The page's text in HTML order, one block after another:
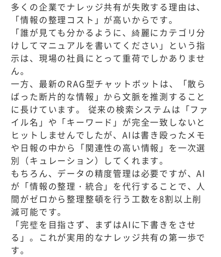
多くの企業でナレッジ共有が失敗する理由は、
「情報の整理コスト」が高いからです。
「誰が見ても分かるように、綺麗にカテゴリ分
けしてマニュアルを書いてください」という指
示は、現場の社員にとって重荷でしかありませ
ん。
一方、最新のRAG型チャットボットは、「散ら
ばった断片的な情報」から文脈を推測すること
に長けています。 従来の検索システムは「ファ
イル名」や「キーワード」が完全一致しないと
ヒットしませんでしたが、AIは書き殴ったメモ
や日報の中から「関連性の高い情報」を一次選
別（キュレーション）してくれます。
もちろん、データの精度管理は必要ですが、AI
が「情報の整理・統合」を代行することで、人
間がゼロから整理整頓を行う工数を8割以上削
減可能です。
「完璧を目指さず、まずはAIに下書きをさせ
る」。これが実用的なナレッジ共有の第一歩で
す。